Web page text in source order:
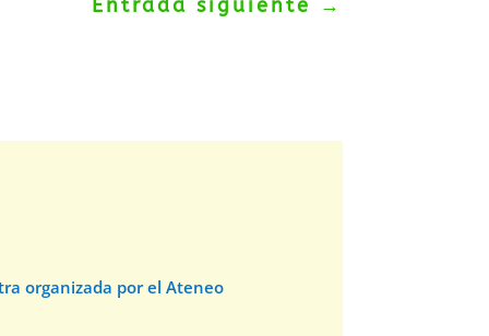
Entrada siguiente →
organizada por el Ateneo